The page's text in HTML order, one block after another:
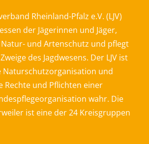
Rheinland-Pfalz e.V. (LJV)
der Jägerinnen und Jäger,
und Artenschutz und pflegt
des Jagdwesens. Der LJV ist
Naturschutzorganisation und
Rechte und Pflichten einer
wahr. Die
ist eine der 24 Kreisgruppen